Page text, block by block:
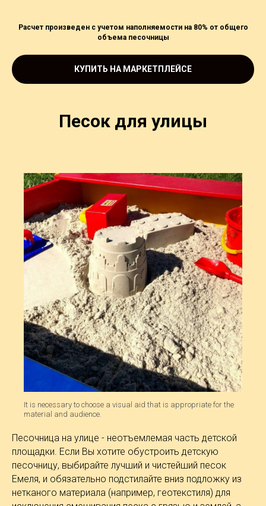
Расчет произведен с учетом наполняемости на 80% от общего
объема песочницы
КУПИТЬ НА МАРКЕТПЛЕЙСЕ
Песок для улицы
It is necessary to choose a visual aid that is appropriate for the
material and audience.
Песочница на улице - неотъемлемая часть детской
площадки. Если Вы хотите обустроить детскую
песочницу, выбирайте лучший и чистейший песок
Емеля, и обязательно подстилайте вниз подложку из
нетканого материала (например, геотекстиля) для